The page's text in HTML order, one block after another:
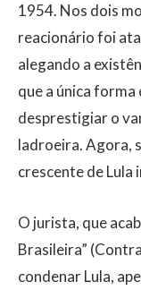
1954. Nos dois
reacionário foi
alegando a
que a única
desprestigiar o
ladroeira. Agora,
crescente de Lula
O jurista, que
Brasileira”
condenar Lula,